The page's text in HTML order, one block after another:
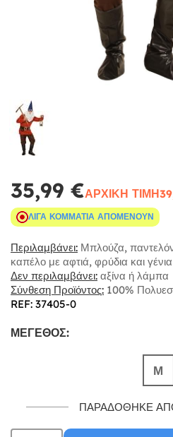
35,99 €ΑΡΧΙΚΉ ΤΙΜΉ
ΛΊΓΑ ΚΟΜΜΆΤΙΑ ΑΠΟΜΈΝΟΥΝ
Περιλαμβάνει: Μπλούζα,
καπέλο με αφτιά, φρύδια και γένια
Δεν περιλαμβάνει: αξίνα ή λάμπα
Σύνθεση Προϊόντος: 100%
REF: 37405-0
ΜΈΓΕΘΟΣ:
Μ
ΠΑΡΑΔΌΘΗΚΕ